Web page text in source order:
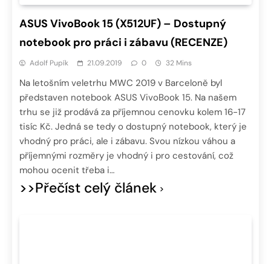
ASUS VivoBook 15 (X512UF) – Dostupný
notebook pro práci i zábavu (RECENZE)
Adolf Pupík 21.09.2019 0 32 Mins
Na letošním veletrhu MWC 2019 v Barceloně byl
představen notebook ASUS VivoBook 15. Na našem
trhu se již prodává za příjemnou cenovku kolem 16-17
tisíc Kč. Jedná se tedy o dostupný notebook, který je
vhodný pro práci, ale i zábavu. Svou nízkou váhou a
příjemnými rozměry je vhodný i pro cestování, což
mohou ocenit třeba i…
>>Přečíst celý článek